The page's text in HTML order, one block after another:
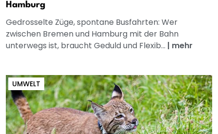
Hamburg
Gedrosselte Züge, spontane Busfahrten: Wer
zwischen Bremen und Hamburg mit der Bahn
unterwegs ist, braucht Geduld und Flexib... | mehr
UMWELT